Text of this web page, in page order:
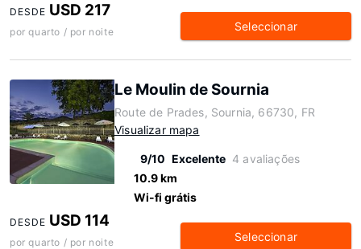
DESDE USD 217
por quarto / por noite Seleccionar
Le Moulin de Sournia
Route de Prades, Sournia, 66730, FR
Visualizar mapa
9/10 Excelente 4 avaliações
10.9 km
Wi-fi grátis
DESDE USD 114
por quarto / por noite Seleccionar